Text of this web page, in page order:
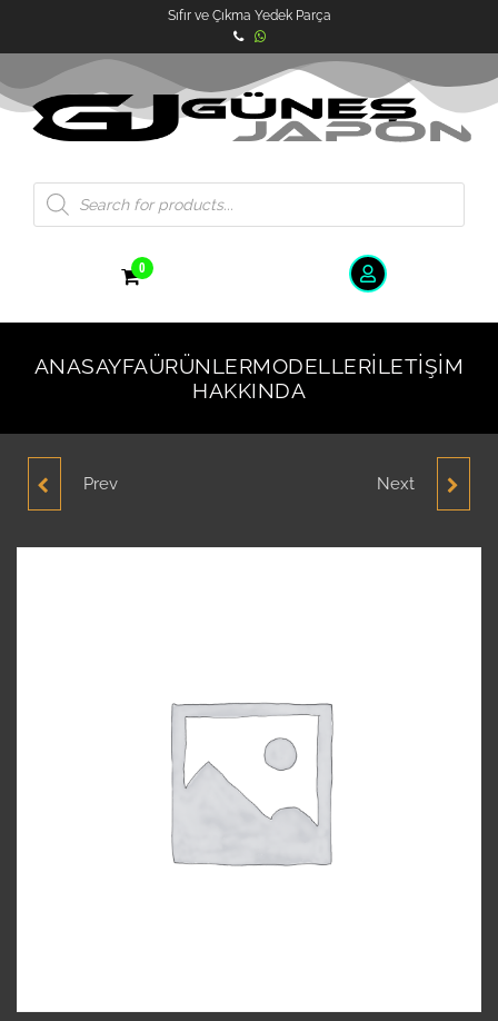
Sıfır ve Çıkma Yedek Parça
0
ANASAYFAÜRÜNLERMODELLERİLETIŞIM
HAKKINDA
HYUNDAI ELANTRA FAR
Prev HYUNDAI ELANTRA
Next